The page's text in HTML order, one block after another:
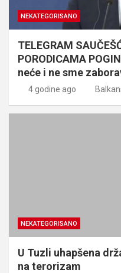
NEKATEGORISANO
TELEGRAM
PORODICAMA
neće i ne sme
4 godine ago
NEKATEGORISANO
U Tuzli uhapšena
na terorizam